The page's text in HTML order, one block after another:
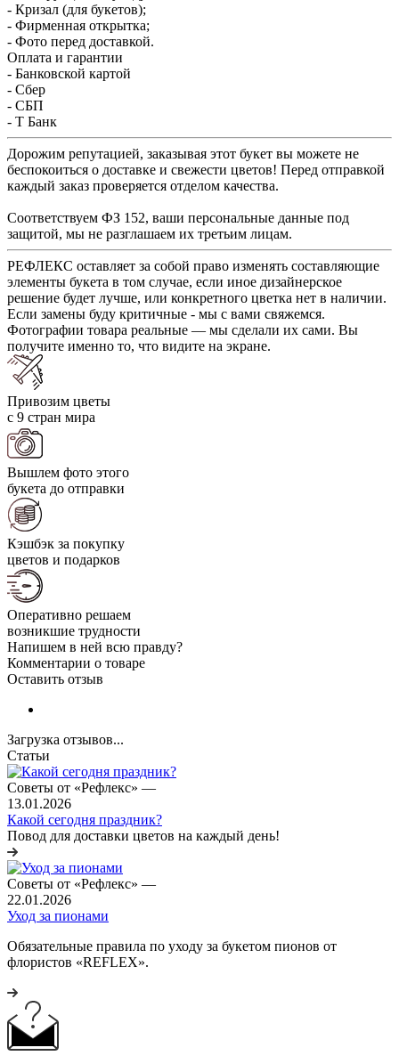
- Кризал (для букетов);
- Фирменная открытка;
- Фото перед доставкой.
Оплата и гарантии
- Банковской картой
- Сбер
- СБП
- Т Банк
Дорожим репутацией, заказывая этот букет вы можете не
беспокоиться о доставке и свежести цветов! Перед отправкой
каждый заказ проверяется отделом качества.
Соответствуем ФЗ 152, ваши персональные данные под
защитой, мы не разглашаем их третьим лицам.
РЕФЛЕКС оставляет за собой право изменять составляющие
элементы букета в том случае, если иное дизайнерское
решение будет лучше, или конкретного цветка нет в наличии.
Если замены буду критичные - мы с вами свяжемся.
Фотографии товара реальные — мы сделали их сами. Вы
получите именно то, что видите на экране.
Привозим цветы
с 9 стран мира
Вышлем фото этого
букета до отправки
Кэшбэк за покупку
цветов и подарков
Оперативно решаем
возникшие трудности
Напишем в ней всю правду?
Комментарии о товаре
Оставить отзыв
Загрузка отзывов...
Статьи
Советы от «Рефлекс» —
13.01.2026
Какой сегодня праздник?
Повод для доставки цветов на каждый день!
Советы от «Рефлекс» —
22.01.2026
Уход за пионами
Обязательные правила по уходу за букетом пионов от
флористов «REFLEX».